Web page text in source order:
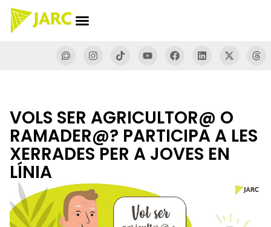
VOLS SER AGRICULTOR@ O
RAMADER@? PARTICIPA A LES
XERRADES PER A JOVES EN
LÍNIA